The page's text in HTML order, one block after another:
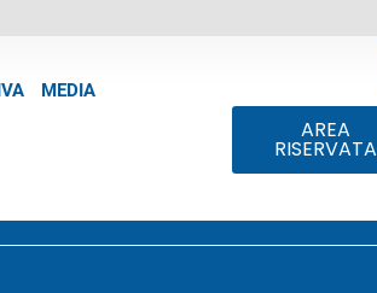
MEDIA
AREA
RISERVATA